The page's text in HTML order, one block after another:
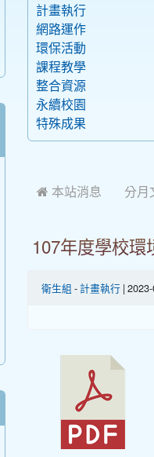
計畫執行
網路運作
環保活動
課程教學
整合資源
永續校園
特殊成果
 本站消息 分月
107年度學校環
衛生組 計畫執行| 2023-